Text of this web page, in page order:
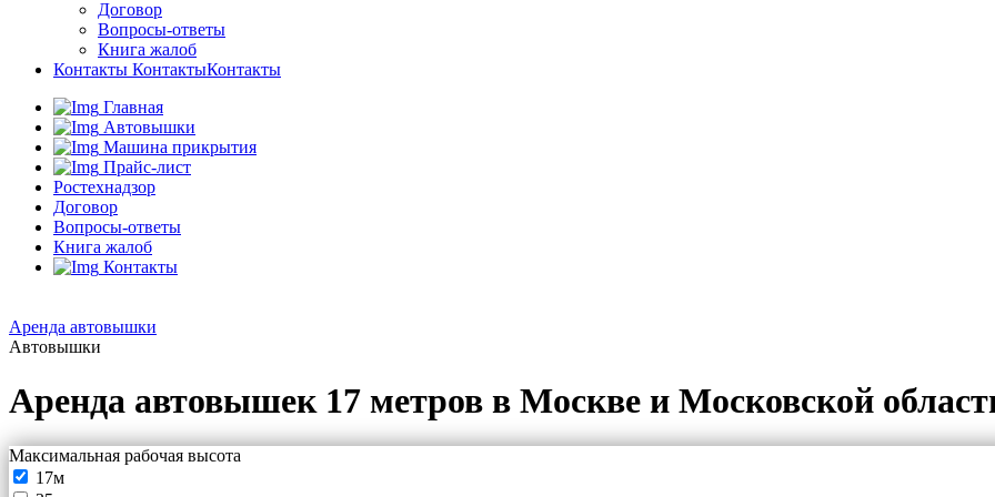
Договор
Вопросы-ответы
Книга жалоб
Контакты КонтактыКонтакты
Главная
Автовышки
Машина прикрытия
Прайс-лист
Ростехнадзор
Договор
Вопросы-ответы
Книга жалоб
Контакты
Аренда автовышки
Автовышки
Аренда автовышек 17 метров в Москве и Московской
Максимальная рабочая высота
17м